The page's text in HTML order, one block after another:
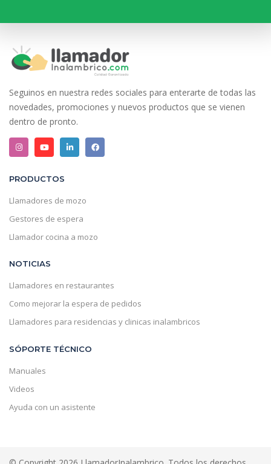
Seguinos en nuestra redes sociales para enterarte de todas las
novedades, promociones y nuevos productos que se vienen
dentro de pronto.
PRODUCTOS
Llamadores de mozo
Gestores de espera
Llamador cocina a mozo
NOTICIAS
Llamadores en restaurantes
Como mejorar la espera de pedidos
Llamadores para residencias y clinicas inalambricos
SÓPORTE TÉCNICO
Manuales
Videos
Ayuda con un asistente